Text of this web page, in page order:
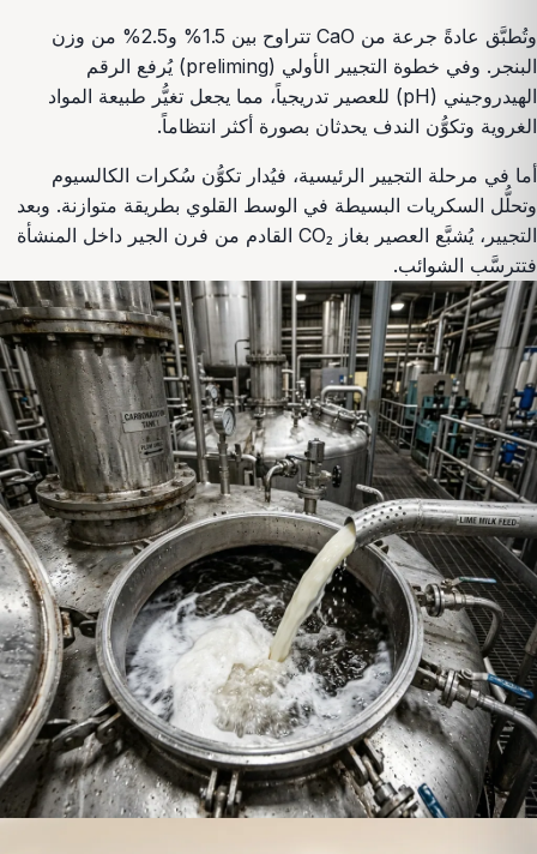
وتُطبَّق عادةً جرعة من CaO تتراوح بين 1.5% و2.5% من وزن
البنجر. وفي خطوة التجيير الأولي (preliming) يُرفع الرقم
الهيدروجيني (pH) للعصير تدريجياً، مما يجعل تغيُّر طبيعة المواد
الغروية وتكوُّن الندف يحدثان بصورة أكثر انتظاماً.
أما في مرحلة التجيير الرئيسية، فيُدار تكوُّن سُكرات الكالسيوم
وتحلُّل السكريات البسيطة في الوسط القلوي بطريقة متوازنة. وبعد
التجيير، يُشبَّع العصير بغاز CO₂ القادم من فرن الجير داخل المنشأة
فتترسَّب الشوائب.